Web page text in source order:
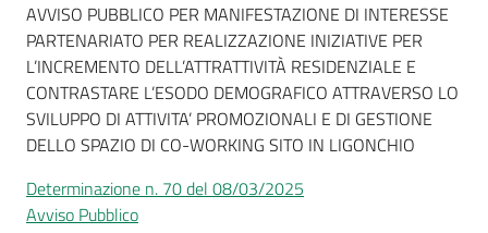
AVVISO PUBBLICO PER MANIFESTAZIONE DI INTERESSE
PARTENARIATO PER REALIZZAZIONE INIZIATIVE PER
L’INCREMENTO DELL’ATTRATTIVITÀ RESIDENZIALE E
CONTRASTARE L’ESODO DEMOGRAFICO ATTRAVERSO LO
SVILUPPO DI ATTIVITA’ PROMOZIONALI E DI GESTIONE
DELLO SPAZIO DI CO-WORKING SITO IN LIGONCHIO
Determinazione n. 70 del 08/03/2025
Avviso Pubblico